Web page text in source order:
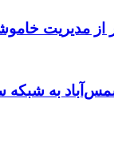
از مدیریت
به